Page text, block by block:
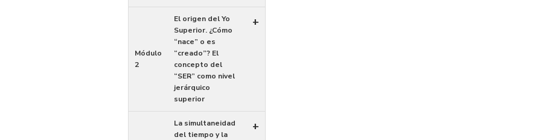
Módulo
2
El origen del Yo
Superior. ¿Cómo
“nace” o es
“creado”? El
concepto del
“SER” como nivel
jerárquico
superior
+
La simultaneidad
del tiempo y la
+